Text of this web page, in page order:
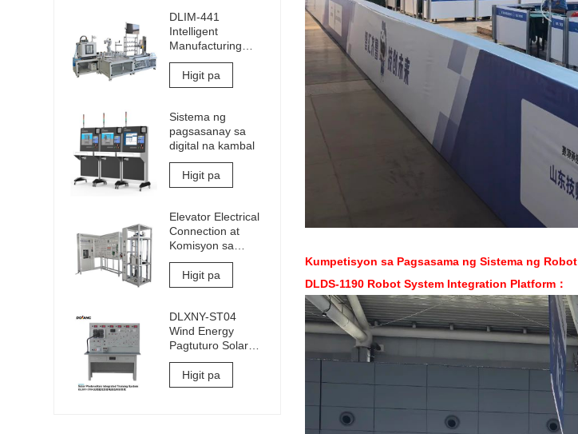
Kumpetisyon sa Pagsasama ng Sistema ng Robot
DLDS-1190 Robot System Integration Platform：
DLIM-441
Intelligent
Manufacturing
Training
Equipment
Industry 4.0
Industry 4.0 Lab
Higit pa
Sistema ng
pagsasanay sa
digital na kambal
Higit pa
Elevator Electrical
Connection at
Komisyon sa
Pagsasanay at
Kagamitan sa
Pagsusuri
Higit pa
DLXNY-ST04
Wind Energy
Pagtuturo Solar
Photovoltaic
Integrated
Training System
Higit pa